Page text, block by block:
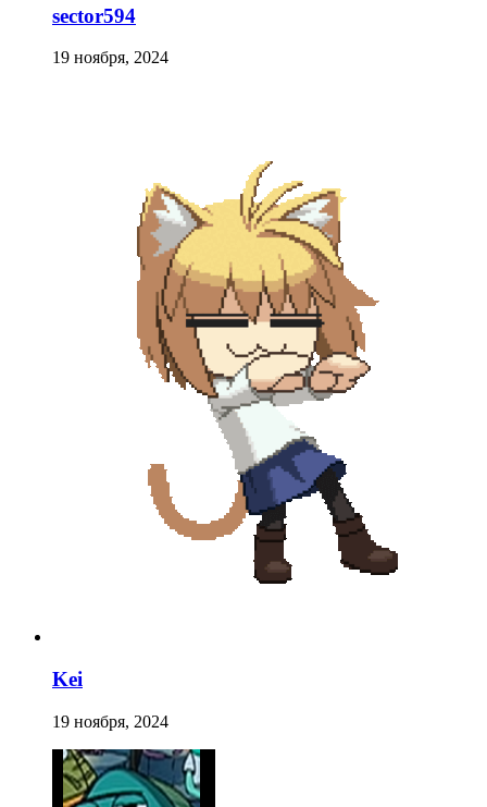
sector594
19 ноября, 2024
Kei
19 ноября, 2024